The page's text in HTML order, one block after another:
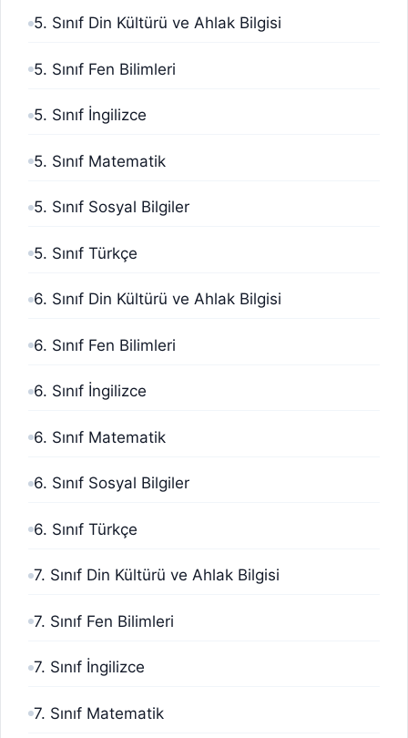
5. Sınıf Din Kültürü ve Ahlak Bilgisi
5. Sınıf Fen Bilimleri
5. Sınıf İngilizce
5. Sınıf Matematik
5. Sınıf Sosyal Bilgiler
5. Sınıf Türkçe
6. Sınıf Din Kültürü ve Ahlak Bilgisi
6. Sınıf Fen Bilimleri
6. Sınıf İngilizce
6. Sınıf Matematik
6. Sınıf Sosyal Bilgiler
6. Sınıf Türkçe
7. Sınıf Din Kültürü ve Ahlak Bilgisi
7. Sınıf Fen Bilimleri
7. Sınıf İngilizce
7. Sınıf Matematik